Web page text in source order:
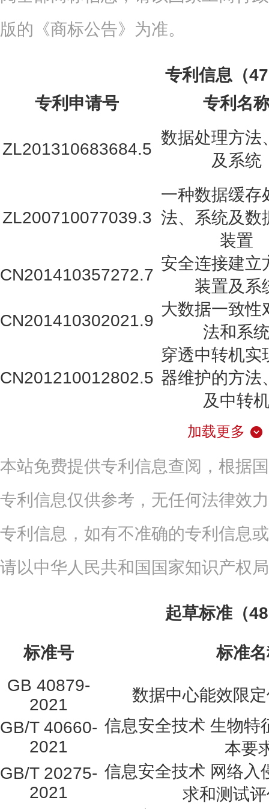
版的《商标公告》为准。
专利信息（
专利申请号
专利名
ZL201310683684.5
数据处理方法
及系统
ZL200710077039.3
一种数据缓存
法、系统及数
装置
CN201410357272.7
安全连接建立
装置及系
CN201410302021.9
大数据一致性
法和系
CN201210012802.5
穿透中转机实
器维护的方法
及中转
加载更多
本站免费提供专利信息查阅，根据
专利信息仅供参考，无任何法律效
专利信息，如有不准确的专利信息
请以中华人民共和国国家知识产权
起草标准（
标准号
标准
GB 40879-
2021
数据中心能效限
GB/T 40660-
2021
信息安全技术 生物特
本要
GB/T 20275-
2021
信息安全技术 网络入
求和测试